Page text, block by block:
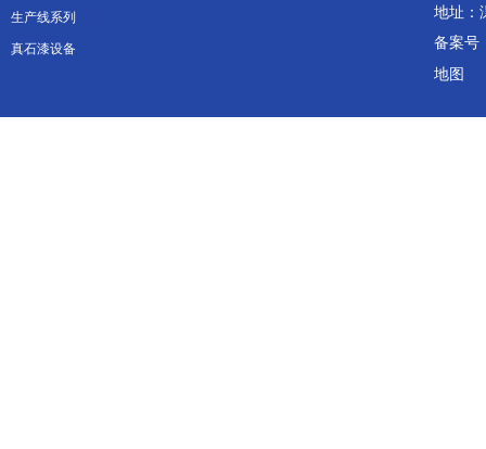
生产线系列
真石漆设备
地址：
备案号
地图